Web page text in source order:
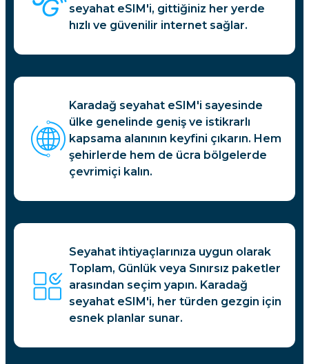
seyahat eSIM'i, gittiğiniz her yerde
hızlı ve güvenilir internet sağlar.
Karadağ seyahat eSIM'i sayesinde
ülke genelinde geniş ve istikrarlı
kapsama alanının keyfini çıkarın. Hem
şehirlerde hem de ücra bölgelerde
çevrimiçi kalın.
Seyahat ihtiyaçlarınıza uygun olarak
Toplam, Günlük veya Sınırsız paketler
arasından seçim yapın. Karadağ
seyahat eSIM'i, her türden gezgin için
esnek planlar sunar.